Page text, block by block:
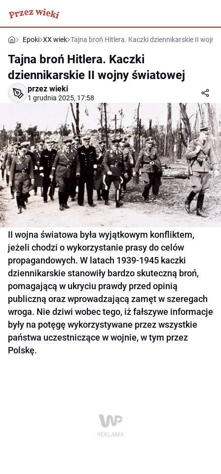
Epoki XX wiek Tajna broń Hitlera. Kaczki dziennikarskie II
Tajna broń Hitlera. Kaczki
dziennikarskie II wojny światowej
przez wieki
1 grudnia 2025, 17:58
II wojna światowa była wyjątkowym konfliktem,
jeżeli chodzi o wykorzystanie prasy do celów
propagandowych. W latach 1939-1945 kaczki
dziennikarskie stanowiły bardzo skuteczną broń,
pomagającą w ukryciu prawdy przed opinią
publiczną oraz wprowadzającą zamęt w szeregach
wroga. Nie dziwi wobec tego, iż fałszywe informacje
były na potęgę wykorzystywane przez wszystkie
państwa uczestniczące w wojnie, w tym przez
Polskę.